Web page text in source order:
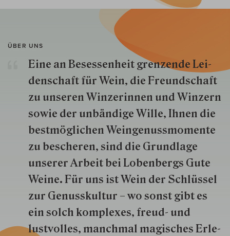
ÜBER UNS
Eine an Besessenheit gren­zende Lei­
den­schaft für Wein, die Freund­schaft
zu unseren Win­zer­innen und Win­zern
so­wie der un­bän­dige Wille, Ihnen die
best­mög­lich­en Wein­genuss­momente
zu besche­ren, sind die Grund­lage
unserer Arbeit bei Lobenbergs Gute
Weine. Für uns ist Wein der Schlüs­sel
zur Genuss­kultur – wo sonst gibt es
ein solch kom­plexes, freud- und
lustvolles, manchmal ma­gisch­es Er­le­